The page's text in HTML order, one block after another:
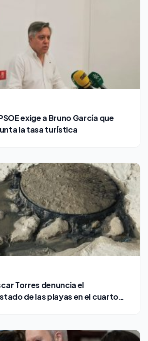
exige a Bruno García que
la tasa turística
Torres denuncia el
de las playas en el cuarto